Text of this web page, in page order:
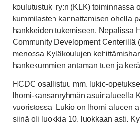
koulutustuki ry:n (KLK) toiminnassa
kummilasten kannattamisen ohella
hankkeiden tukemiseen. Nepalissa
Community Development Centerillä
menossa Kyläkoulujen
hankekummien antaman tuen ja
HCDC osallistuu mm. lukio-
lhomi-kansanryhmän asuinalueella
vuoristossa. Lukio on lhomi-alueen
siinä oli luokkia 10. luokkaan asti.